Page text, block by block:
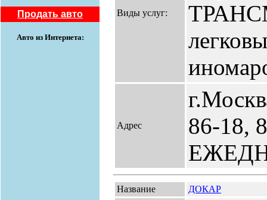
Продать авто
Авто из Интернета:
Виды услуг:
Адрес
86-18,
Название ДОКАР